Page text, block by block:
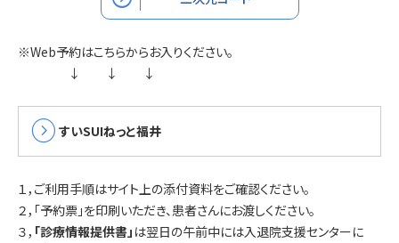
※Web予約はこちらからお入りください。
↓ ↓ ↓
expand_circle_right すいSUIねっと福井
１，ご利用手順はサイト上の添付資料をご確認ください。
２，「予約票」を印刷いただき、患者さんにお渡しください。
３， 「診療情報提供書」 は翌日の午前中には入退院支援センターに